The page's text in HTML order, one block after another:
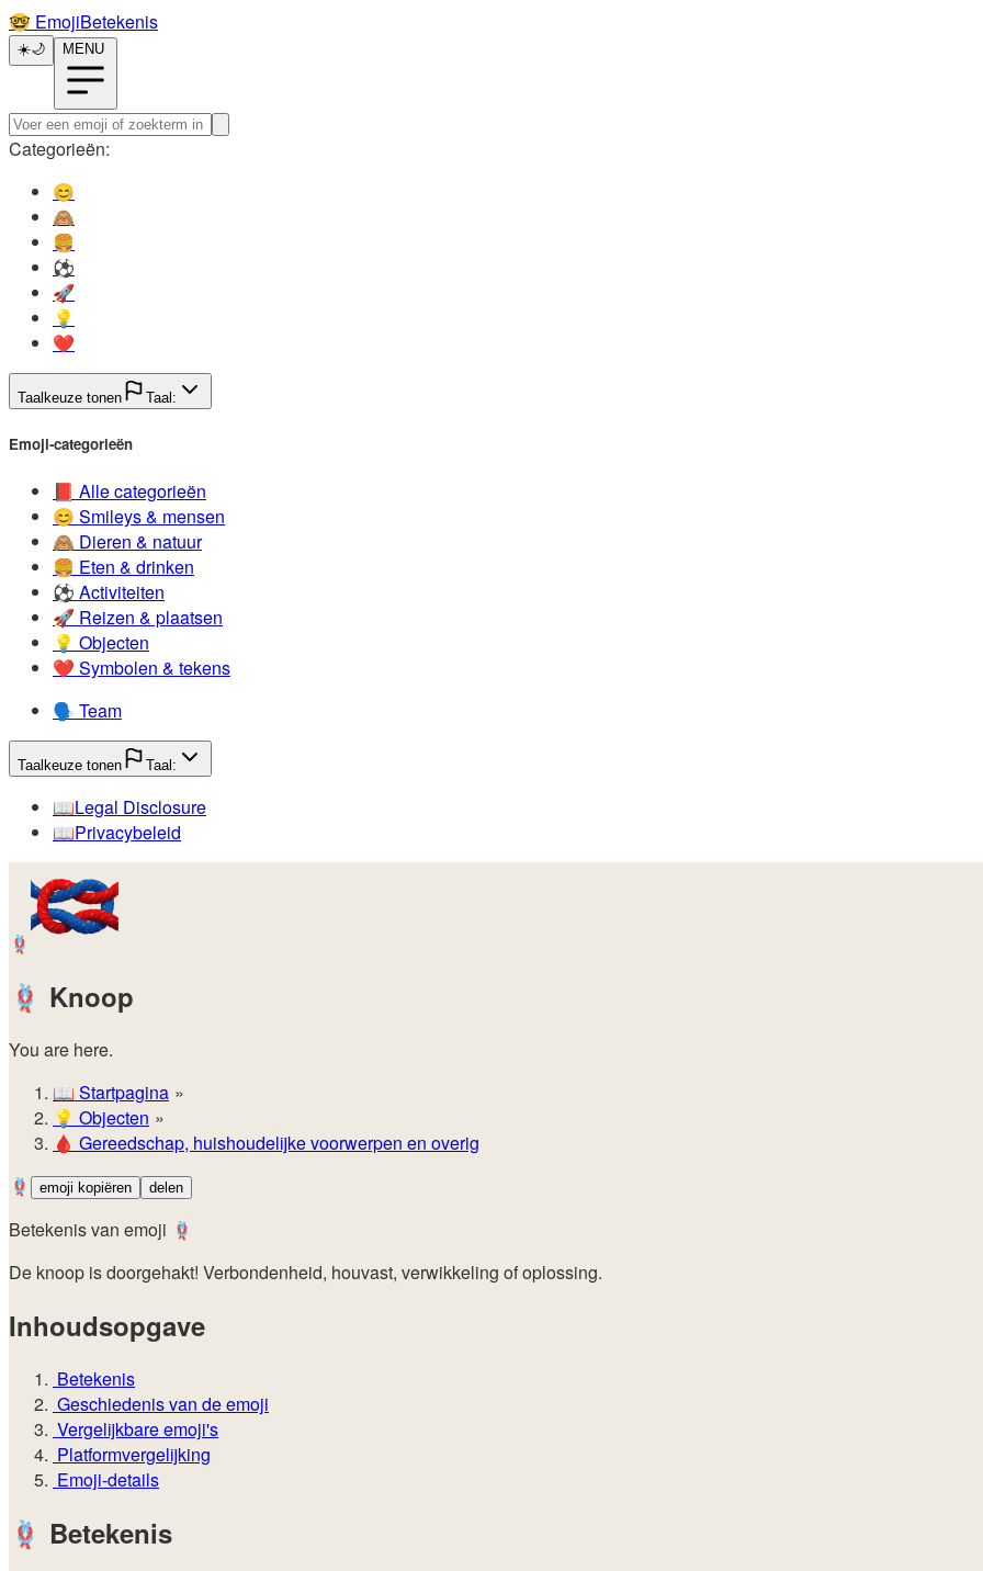
🤓️ EmojiBetekenis
☀️🌙 MENU
Categorieën:
😊️
🙈️
🍔️
⚽️
🚀️
💡️
❤️
Taalkeuze tonen Taal:
Emoji-categorieën
📕️ Alle categorieën
😊️ Smileys & mensen
🙈️ Dieren & natuur
🍔️ Eten & drinken
⚽️ Activiteiten
🚀️ Reizen & plaatsen
💡️ Objecten
❤️ Symbolen & tekens
🗣️ Team
Taalkeuze tonen Taal:
📖️Legal Disclosure
📖️Privacybeleid
🪢
🪢 Knoop
You are here.
📖 Startpagina
💡️ Objecten
🩸 Gereedschap, huishoudelijke voorwerpen en overig
🪢
emoji kopiëren delen
Betekenis van emoji 🪢
De knoop is doorgehakt! Verbondenheid, houvast, verwikkeling of oplossing.
Inhoudsopgave
Betekenis
Geschiedenis van de emoji
Vergelijkbare emoji's
Platformvergelijking
Emoji-details
🪢 Betekenis